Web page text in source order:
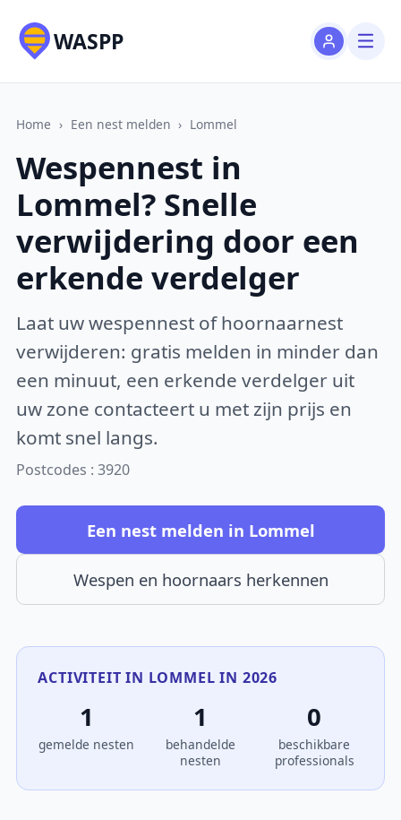
WASPP
Home › Een nest melden › Lommel
Wespennest in
Lommel? Snelle
verwijdering door een
erkende verdelger
Laat uw wespennest of hoornaarnest
verwijderen: gratis melden in minder dan
een minuut, een erkende verdelger uit
uw zone contacteert u met zijn prijs en
komt snel langs.
Postcodes : 3920
Een nest melden in Lommel
Wespen en hoornaars herkennen
ACTIVITEIT IN LOMMEL IN 2026
1
gemelde nesten
1
behandelde
nesten
0
beschikbare
professionals